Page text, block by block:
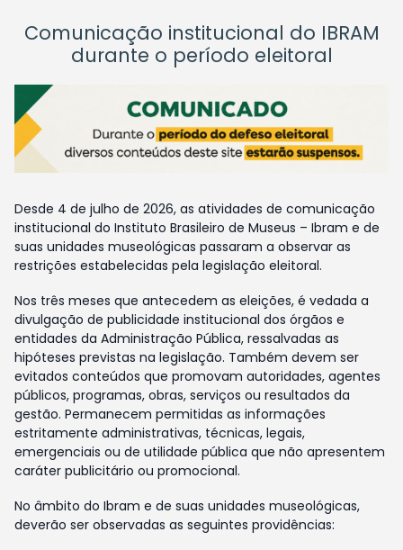
Comunicação institucional do IBRAM
durante o período eleitoral
Desde 4 de julho de 2026, as atividades de comunicação
institucional do Instituto Brasileiro de Museus – Ibram e de
suas unidades museológicas passaram a observar as
restrições estabelecidas pela legislação eleitoral.
Nos três meses que antecedem as eleições, é vedada a
divulgação de publicidade institucional dos órgãos e
entidades da Administração Pública, ressalvadas as
hipóteses previstas na legislação. Também devem ser
evitados conteúdos que promovam autoridades, agentes
públicos, programas, obras, serviços ou resultados da
gestão. Permanecem permitidas as informações
estritamente administrativas, técnicas, legais,
emergenciais ou de utilidade pública que não apresentem
caráter publicitário ou promocional.
No âmbito do Ibram e de suas unidades museológicas,
deverão ser observadas as seguintes providências: